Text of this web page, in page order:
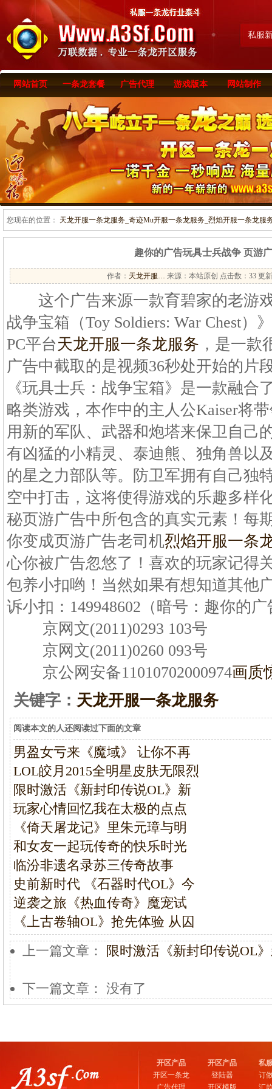
私服
网站首页 一条龙套餐 广告代理 游戏版本 网站制作
您现在的位置： 天龙开服一条龙服务_奇迹Mu开服一条龙服务_烈焰开服一条龙服
趣你的广告玩具士兵战争 页游
作者： 天龙开服… 来源：本站原创 点击数： 33 更
这个广告来源一款育碧家的老游
战争宝箱（Toy Soldiers: War Chest）
PC平台天龙开服一条龙服务 ，是一款
广告中截取的是视频36秒处开始的片
《玩具士兵：战争宝箱》是一款融合
略类游戏，本作中的主人公Kaiser将
用新的军队、武器和炮塔来保卫自己
有凶猛的小精灵、泰迪熊、独角兽以
的星之力部队等。防卫军拥有自己独
空中打击，这将使得游戏的乐趣多样
秘页游广告中所包含的真实元素！每
你变成页游广告老司机烈焰开服一条
心你被广告忽悠了！喜欢的玩家记得
包养小扣哟！当然如果有想知道其他
诉小扣：149948602（暗号：趣你的广
京网文(2011)0293 103号
京网文(2011)0260 093号
京公网安备11010702000974画质
关键字： 天龙开服一条龙服务
阅读本文的人还阅读过下面的文章
男盈女亏来《魔域》 让你不再
LOL皎月2015全明星皮肤无限烈
限时激活《新封印传说OL》新
玩家心情回忆我在太极的点点
《倚天屠龙记》里朱元璋与明
和女友一起玩传奇的快乐时光
临汾非遗名录苏三传奇故事
史前新时代 《石器时代OL》今
逆袭之旅《热血传奇》魔宠试
《上古卷轴OL》抢先体验 从囚
上一篇文章： 限时激活《新封印传说OL
下一篇文章： 没有了
开区产品
开区一条龙
广告代理
开区产品
登陆器
开区模版
私
订
汇